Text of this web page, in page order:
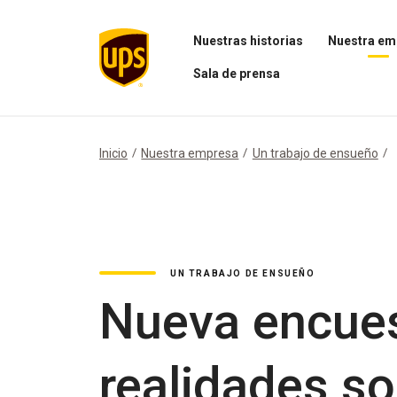
Nuestras historias
Abrir
el
Nuestra
Sala de prensa
de
Inicio Nuestra empresa Un trabajo de ensueño
UN TRABAJO DE ENSUEÑO
Nueva